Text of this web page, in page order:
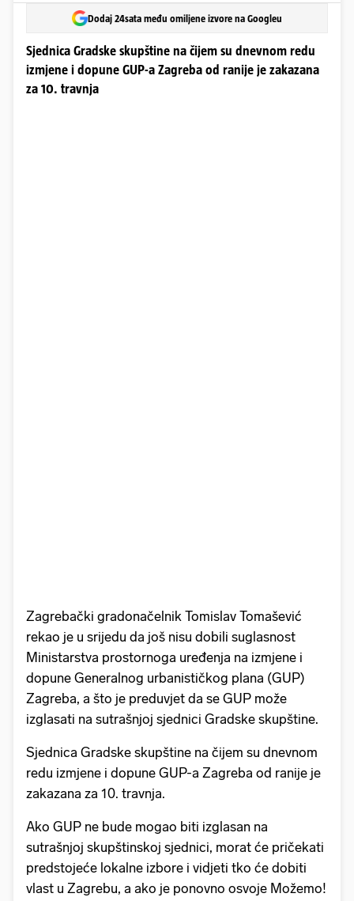
Dodaj 24sata među omiljene izvore na Googleu
Sjednica Gradske skupštine na čijem su dnevnom redu
izmjene i dopune GUP-a Zagreba od ranije je zakazana
za 10. travnja
Zagrebački gradonačelnik Tomislav Tomašević
rekao je u srijedu da još nisu dobili suglasnost
Ministarstva prostornoga uređenja na izmjene i
dopune Generalnog urbanističkog plana (GUP)
Zagreba, a što je preduvjet da se GUP može
izglasati na sutrašnjoj sjednici Gradske skupštine.
Sjednica Gradske skupštine na čijem su dnevnom
redu izmjene i dopune GUP-a Zagreba od ranije je
zakazana za 10. travnja.
Ako GUP ne bude mogao biti izglasan na
sutrašnjoj skupštinskoj sjednici, morat će pričekati
predstojeće lokalne izbore i vidjeti tko će dobiti
vlast u Zagrebu, a ako je ponovno osvoje Možemo!